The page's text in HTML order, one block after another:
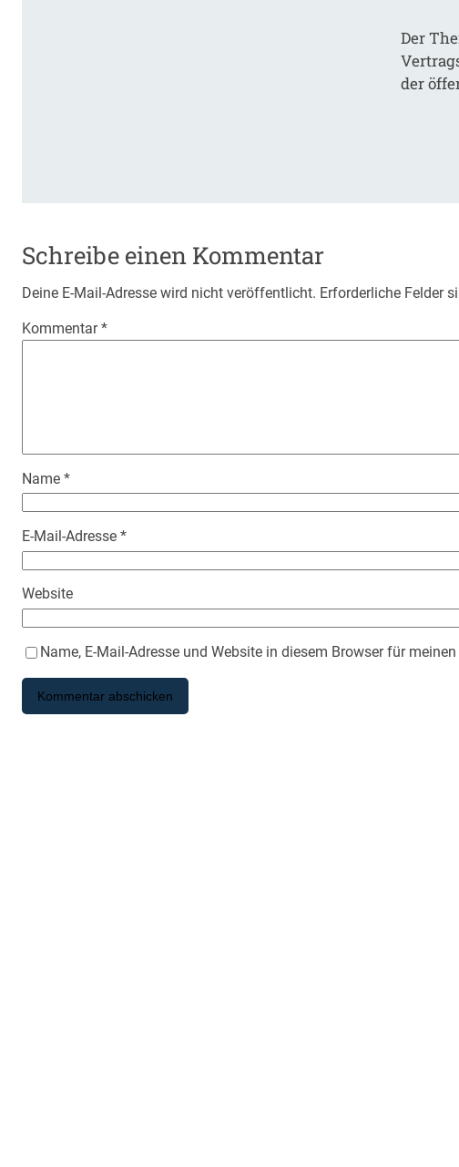
Der
der
Schreibe einen Kommentar
Deine E-Mail-Adresse wird nicht veröffentlicht. Erforderliche Felder
Kommentar*
Name *
E-Mail-Adresse *
Website
Name, E-Mail-Adresse und Website in diesem Browser für